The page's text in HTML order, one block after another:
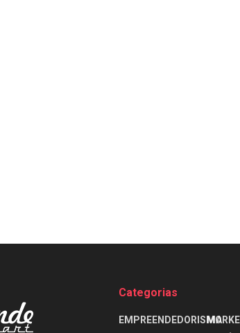
Categorias
EMPREENDEDORISMO